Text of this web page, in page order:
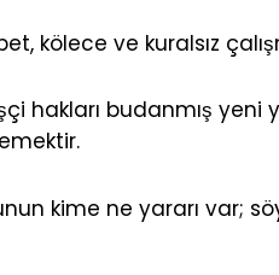
kölece ve kuralsız
hakları budanmış
kime ne yararı var;